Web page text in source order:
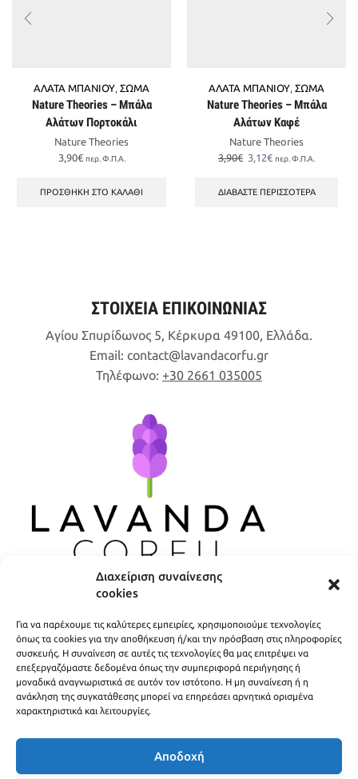
Διαχείριση συναίνεσης
cookies
Για να παρέχουμε τις καλύτερες εμπειρίες, χρησιμοποιούμε τεχνολογίες
όπως τα cookies για την αποθήκευση ή/και την πρόσβαση στις πληροφορίες
συσκευής. Η συναίνεση σε αυτές τις τεχνολογίες θα μας επιτρέψει να
επεξεργαζόμαστε δεδομένα όπως την συμπεριφορά περιήγησης ή
μοναδικά αναγνωριστικά σε αυτόν τον ιστότοπο. Η μη συναίνεση ή η
ανάκληση της συγκατάθεσης μπορεί να επηρεάσει αρνητικά ορισμένα
χαρακτηριστικά και λειτουργίες.
Αποδοχή
ΑΛΑΤΑ ΜΠΑΝΙΟΥ, ΣΩΜΑ
Nature Theories – Μπάλα
Αλάτων Πορτοκάλι
Nature Theories
3,90€ περ. Φ.Π.Α.
ΠΡΟΣΘΉΚΗ ΣΤΟ ΚΑΛΆΘΙ
ΑΛΑΤΑ ΜΠΑΝΙΟΥ, ΣΩΜΑ
Nature Theories – Μπάλα
Αλάτων Καφέ
Nature Theories
3,90€ Original
was:
3,12€Η
τιμή
περ. Φ.Π.Α.
ΔΙΑΒΆΣΤΕ ΠΕΡΙΣΣΌΤΕΡΑ
ΣΤΟΙΧΕΙΑ ΕΠΙΚΟΙΝΩΝΙΑΣ
Αγίου Σπυρίδωνος 5, Κέρκυρα 49100, Ελλάδα.
Email: contact lavandacorfu gr
Τηλέφωνο: +30 2661 035005
ΧΡΗΣΙΜΟΙ ΣΥΝΔΕΣΜΟΙ
ΠΟΛΙΤΙΚΗ ΑΠΟΡΡΗΤΟΥ
ΟΡΟΙ ΧΡΗΣΗΣ
ΤΡΟΠΟΙ ΑΠΟΣΤΟΛΗΣ
ΤΡΟΠΟΙ ΠΛΗΡΩΜΗΣ